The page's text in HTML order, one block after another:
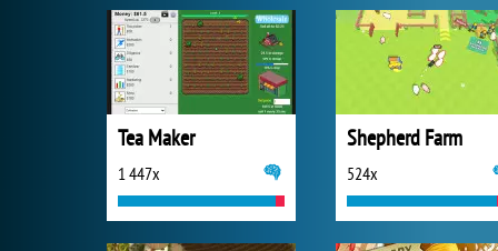
Tea Maker
1 447x
Shepherd Farm
524x